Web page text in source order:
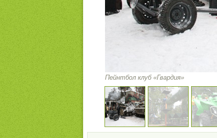
Пейнтбол клуб «Гвардия»